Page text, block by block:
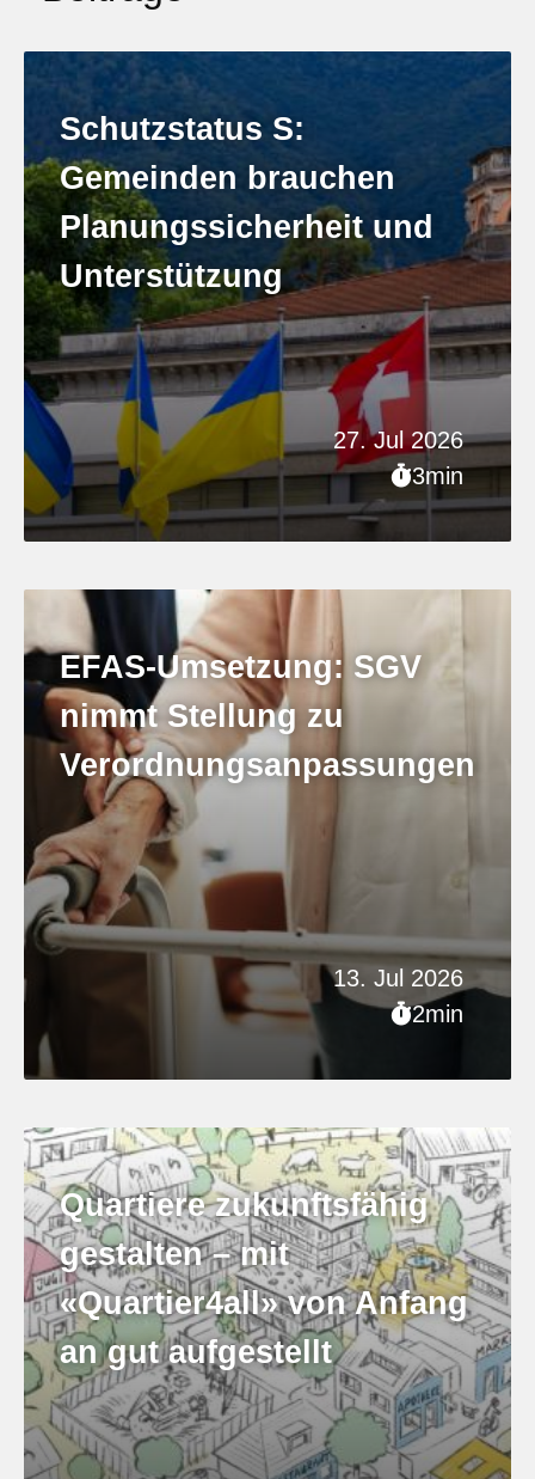
27. Jul 2026
3min
Schutzstatus S:
Gemeinden brauchen
Planungssicherheit und
Unterstützung
13. Jul 2026
2min
EFAS-Umsetzung: SGV
nimmt Stellung zu
Verordnungsanpassungen
Quartiere zukunftsfähig
gestalten – mit
«Quartier4all» von Anfang
an gut aufgestellt